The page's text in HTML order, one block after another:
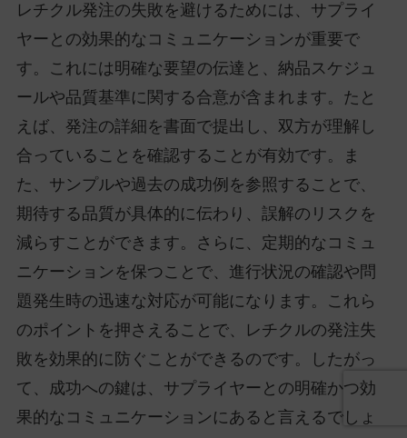
レチクル発注の失敗を避けるためには、サプライ
ヤーとの効果的なコミュニケーションが重要で
す。これには明確な要望の伝達と、納品スケジュ
ールや品質基準に関する合意が含まれます。たと
えば、発注の詳細を書面で提出し、双方が理解し
合っていることを確認することが有効です。ま
た、サンプルや過去の成功例を参照することで、
期待する品質が具体的に伝わり、誤解のリスクを
減らすことができます。さらに、定期的なコミュ
ニケーションを保つことで、進行状況の確認や問
題発生時の迅速な対応が可能になります。これら
のポイントを押さえることで、レチクルの発注失
敗を効果的に防ぐことができるのです。したがっ
て、成功への鍵は、サプライヤーとの明確かつ効
果的なコミュニケーションにあると言えるでしょ